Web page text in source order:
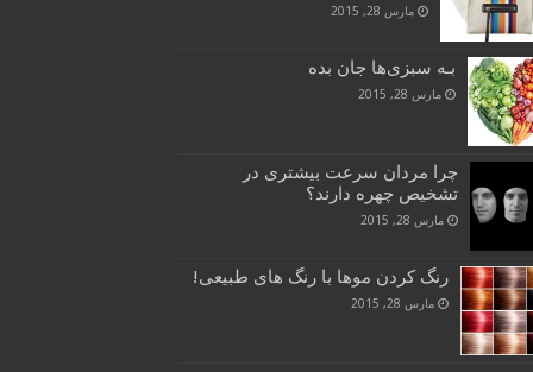
مارس 28, 2015
بـه سبزی‌ها جان بده
مارس 28, 2015
چرا مردان سرعت بیشتری در
تشخیص چهره دارند؟
مارس 28, 2015
رنگ کردن موها با رنگ های طبیعی!
مارس 28, 2015